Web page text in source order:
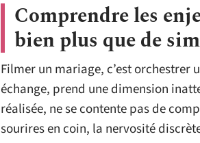
Comprendre les
bien plus que de
Filmer un mariage, c’est orchestrer
échange, prend une dimension
réalisée, ne se contente pas de
sourires en coin, la nervosité